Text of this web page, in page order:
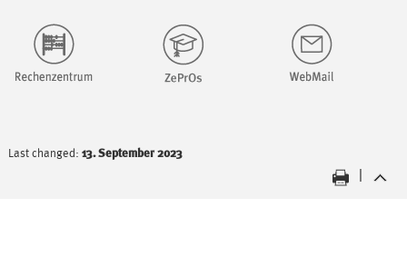
Last changed: 13. September 2023